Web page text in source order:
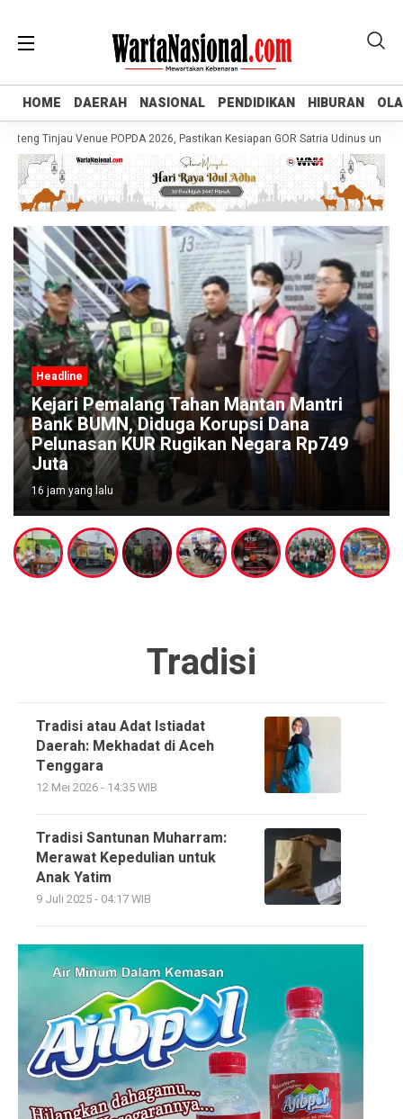
HOME DAERAH NASIONAL PENDIDIKAN HIBURAN
HOME DAERAH NASIONAL PENDIDIKAN HIBURAN
Tinjau Venue POPDA 2026, Pastikan Kesiapan GOR Satria Udinus untuk
Headline
Kejari Pemalang Tahan Mantan Mantri
Bank BUMN, Diduga Korupsi Dana
Pelunasan KUR Rugikan Negara Rp749
Juta
16 jam yang lalu
Tradisi
Tradisi atau Adat Istiadat
Daerah: Mekhadat di Aceh
Tenggara
12 Mei 2026 - 14:35 WIB
Tradisi Santunan Muharram:
Merawat Kepedulian untuk
Anak Yatim
9 Juli 2025 - 04:17 WIB